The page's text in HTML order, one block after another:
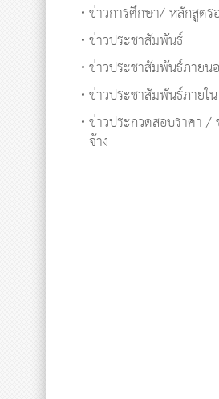
ข่าวการศึกษา/ หลักสูตร
ข่าวประชาสัมพันธ์
ข่าวประชาสัมพันธ์ภายน
ข่าวประชาสัมพันธ์ภายใน
ข่าวประกวดสอบราคา /
จ้าง